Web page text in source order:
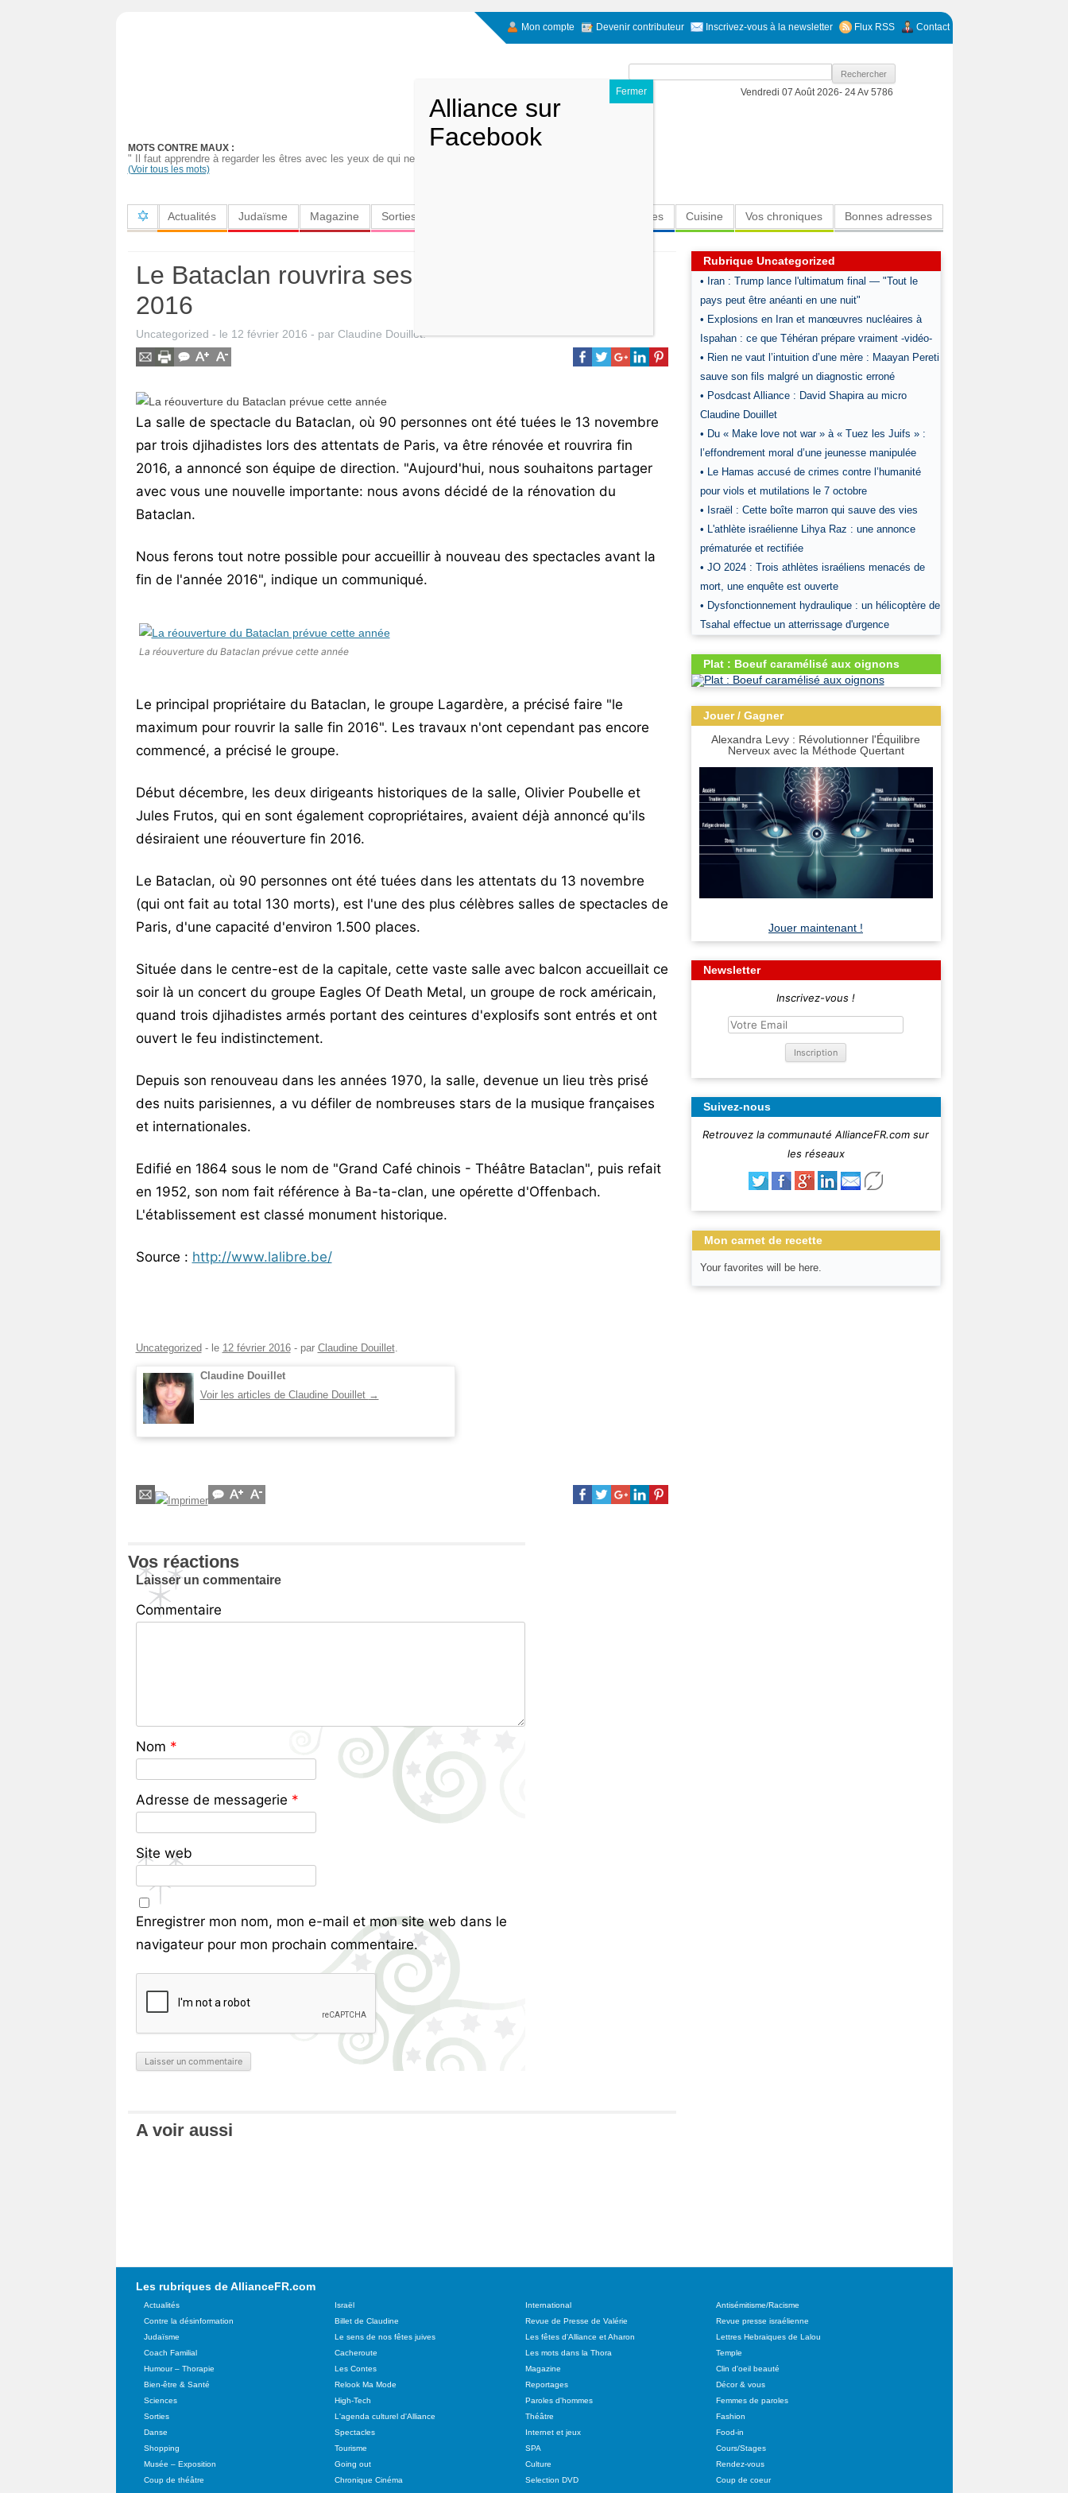
Mon compte Devenir contributeur Inscrivez-vous à la newsletter Flux RSS Contact
MOTS CONTRE MAUX :
" Il faut apprendre à regarder les êtres avec les yeux de qui ne les reverra plus ". Kaos film de Taviani
(Voir tous les mots)
Rechercher :
Vendredi 07 Août 2026- 24 Av 5786
Actualités Judaïsme Magazine Sorties Insolites Cuisine Vos chroniques Bonnes adresses
Le Bataclan rouvrira ses portes fin de l'année
2016
Uncategorized - le 12 février 2016 - par Claudine Douillet.
La salle de spectacle du Bataclan, où 90 personnes ont été tuées le 13 novembre
par trois djihadistes lors des attentats de Paris, va être rénovée et rouvrira fin
2016, a annoncé son équipe de direction. "Aujourd'hui, nous souhaitons partager
avec vous une nouvelle importante: nous avons décidé de la rénovation du
Bataclan.
Nous ferons tout notre possible pour accueillir à nouveau des spectacles avant la
fin de l'année 2016", indique un communiqué.
La réouverture du Bataclan prévue cette année
Le principal propriétaire du Bataclan, le groupe Lagardère, a précisé faire "le
maximum pour rouvrir la salle fin 2016". Les travaux n'ont cependant pas encore
commencé, a précisé le groupe.
Début décembre, les deux dirigeants historiques de la salle, Olivier Poubelle et
Jules Frutos, qui en sont également copropriétaires, avaient déjà annoncé qu'ils
désiraient une réouverture fin 2016.
Le Bataclan, où 90 personnes ont été tuées dans les attentats du 13 novembre
(qui ont fait au total 130 morts), est l'une des plus célèbres salles de spectacles de
Paris, d'une capacité d'environ 1.500 places.
Située dans le centre-est de la capitale, cette vaste salle avec balcon accueillait ce
soir là un concert du groupe Eagles Of Death Metal, un groupe de rock américain,
quand trois djihadistes armés portant des ceintures d'explosifs sont entrés et ont
ouvert le feu indistinctement.
Depuis son renouveau dans les années 1970, la salle, devenue un lieu très prisé
des nuits parisiennes, a vu défiler de nombreuses stars de la musique françaises
et internationales.
Edifié en 1864 sous le nom de "Grand Café chinois - Théâtre Bataclan", puis refait
en 1952, son nom fait référence à Ba-ta-clan, une opérette d'Offenbach.
L'établissement est classé monument historique.
Source : http://www.lalibre.be/
Uncategorized - le 12 février 2016- par Claudine Douillet.
Claudine Douillet
Voir les articles de Claudine Douillet →
Vos réactions
Laisser un commentaire
Commentaire
Nom *
Adresse de messagerie *
Site web
Enregistrer mon nom, mon e-mail et mon site web dans le
navigateur pour mon prochain commentaire.
A voir aussi
Rubrique Uncategorized
• Iran : Trump lance l'ultimatum final — "Tout le
pays peut être anéanti en une nuit"
• Explosions en Iran et manœuvres nucléaires à
Ispahan : ce que Téhéran prépare vraiment -vidéo-
• Rien ne vaut l’intuition d’une mère : Maayan Pereti
sauve son fils malgré un diagnostic erroné
• Posdcast Alliance : David Shapira au micro
Claudine Douillet
• Du « Make love not war » à « Tuez les Juifs » :
l’effondrement moral d’une jeunesse manipulée
• Le Hamas accusé de crimes contre l’humanité
pour viols et mutilations le 7 octobre
• Israël : Cette boîte marron qui sauve des vies
• L'athlète israélienne Lihya Raz : une annonce
prématurée et rectifiée
• JO 2024 : Trois athlètes israéliens menacés de
mort, une enquête est ouverte
• Dysfonctionnement hydraulique : un hélicoptère de
Tsahal effectue un atterrissage d'urgence
Plat : Boeuf caramélisé aux oignons
Jouer / Gagner
Alexandra Levy : Révolutionner l'Équilibre
Nerveux avec la Méthode Quertant
Jouer maintenant !
Newsletter
Inscrivez-vous !
Suivez-nous
Retrouvez la communauté AllianceFR.com sur
les réseaux
Mon carnet de recette
Your favorites will be here.
Les rubriques de AllianceFR.com
Actualités Israël International
Antisémitisme/Racisme
Contre la désinformation
Billet de Claudine Revue de Presse de Valérie
Revue presse israélienne
Judaïsme
Le sens de nos fêtes juives Les fêtes d'Alliance et Aharon
Lettres Hebraiques de Lalou
Coach Familial
Cacheroute Les mots dans la Thora
Temple
Humour – Thorapie
Les Contes Magazine
Clin d'oeil beauté
Bien-être & Santé
Relook Ma Mode Reportages
Décor & vous
Sciences
High-Tech Paroles d'hommes
Femmes de paroles
Sorties
L'agenda culturel d'Alliance Théâtre
Fashion
Danse
Spectacles Internet et jeux
Food-in
Shopping
Tourisme SPA
Cours/Stages
Musée – Exposition
Going out Culture
Rendez-vous
Coup de théâtre
Chronique Cinéma Selection DVD
Coup de coeur